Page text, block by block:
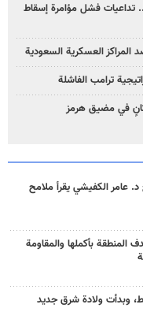
تداعيات فشل مؤامرة إسقاط
المراكز العسكرية السعودية
ترامب الفاشلة
في مضيق هرمز
عامر الكفيشي يقرأ ملامح
بأكملها والمقاومة
وبدأت ولادة شرق جديد